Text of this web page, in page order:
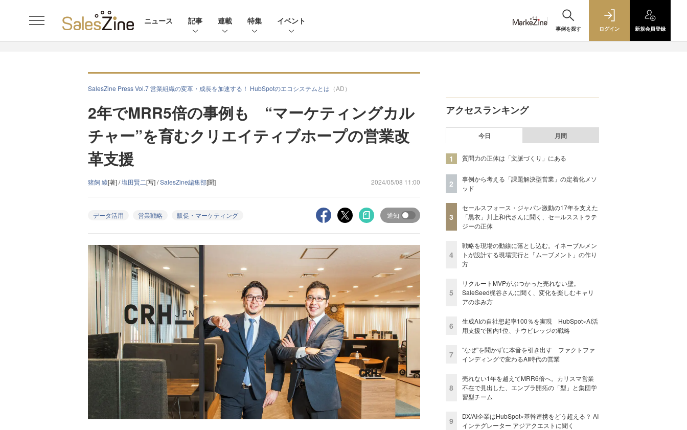
ニュース 記事 連載 特集 イベント
事例を探す ログイン 新規会員登録
SalesZine Press Vol.7 営業組織の変革・成長を加速する！ HubSpotのエコシステムとは （AD）
2年でMRR5倍の事例も “マーケティングカル
チャー”を育むクリエイティブホープの営業改
革支援
猪飼 綾[著] /塩田賢二[写] /SalesZine編集部[聞] 2024/05/08 11:00
データ活用 営業戦略 販促・マーケティング 通知
アクセスランキング
今日 月間
1 質問力の正体は「文脈づくり」にある
2
事例から考える「課題解決型営業」の定着化メソ
ッド
3
セールスフォース・ジャパン激動の17年を支えた
「黒衣」川上和代さんに聞く、セールスストラテ
ジーの正体
4
戦略を現場の動線に落とし込む。イネーブルメン
トが設計する現場実行と「ムーブメント」の作り
方
5
リクルートMVPがぶつかった売れない壁。
SaleSeed梶谷さんに聞く、変化を楽しむキャリ
アの歩み方
6
生成AIの自社想起率100％を実現 HubSpot×AI活
用支援で国内1位、ナウビレッジの戦略
7
“なぜ”を聞かずに本音を引き出す ファクトファ
インディングで変わるAI時代の営業
8
売れない1年を越えてMRR6倍へ。カリスマ営業
不在で見出した、エンプラ開拓の「型」と集団学
習型チーム
9
DX/AI企業はHubSpot×基幹連携をどう超える？ AI
インテグレーター アジアクエストに聞く